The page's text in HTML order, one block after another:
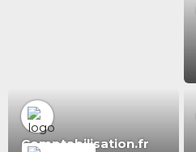
Comptabilisation.fr